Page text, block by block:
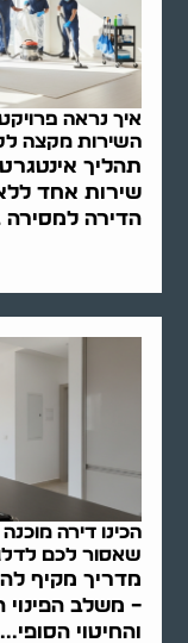
איך נראה
השירות מקצה
תהליך
שירות אחד
הדירה למסירה
שאסור לכם
– משלב הפינוי
והחיטוי הסופי...